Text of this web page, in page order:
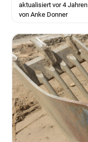
aktualisiert vor 4 Jahren
von Anke Donner